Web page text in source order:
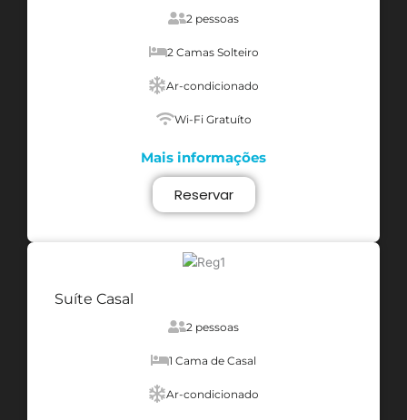
2 pessoas
2 Camas Solteiro
Ar-condicionado
Wi-Fi Gratuíto
Mais informações
Reservar
Suíte Casal
2 pessoas
1 Cama de Casal
Ar-condicionado